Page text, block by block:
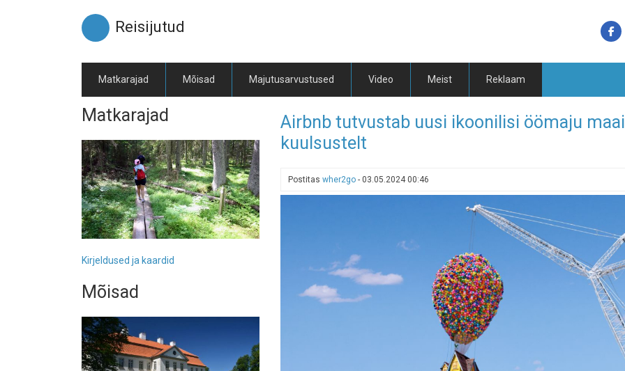
Reisijutud
Matkarajad Mõisad Majutusarvustused Video Meist Reklaam
Matkarajad
Kirjeldused ja kaardid
Mõisad
Airbnb tutvustab uusi ikoonilisi öömaju
kuulsustelt
Postitas wher2go - 03.05.2024 00:46